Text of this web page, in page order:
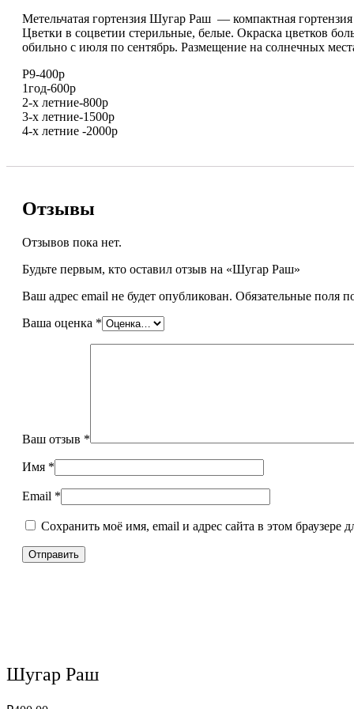
Метельчатая гортензия Шугар Раш — компактная
Цветки в соцветии стерильные, белые. Окраска цветков
обильно с июля по сентябрь. Размещение на солнечных
Р9-400р
1год-600р
2-х летние-800р
3-х летние-1500р
4-х летние -2000р
Отзывы
Отзывов пока нет.
Будьте первым, кто оставил отзыв на «Шугар Раш»
Ваш адрес email не будет опубликован. Обязательные поля
Ваша оценка *
Ваш отзыв *
Имя *
Email *
Сохранить моё имя, email и адрес сайта в этом
Шугар Раш